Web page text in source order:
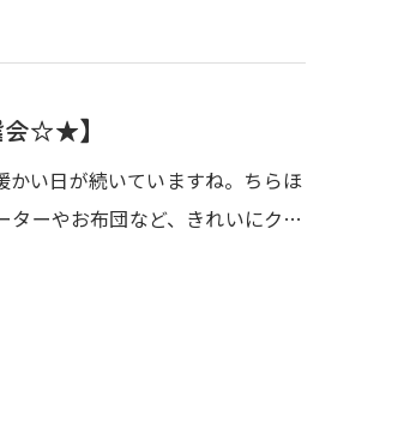
☆★】
い日が続いていますね。ちらほ
ターやお布団など、きれいにク…